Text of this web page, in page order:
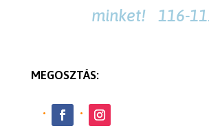
minket! 116-
MEGOSZTÁS: